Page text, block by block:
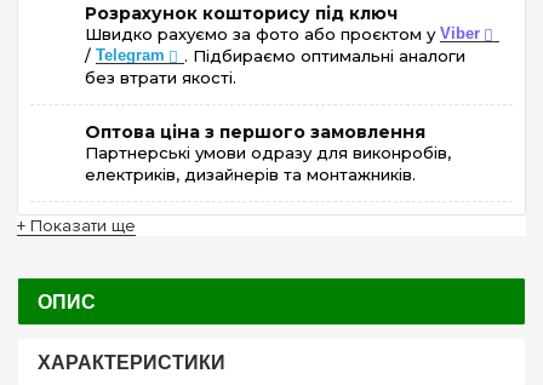
Розрахунок кошторису під ключ
Швидко рахуємо за фото або проєктом у Viber
/ Telegram
. Підбираємо оптимальні аналоги
без втрати якості.
Оптова ціна з першого замовлення
Партнерські умови одразу для виконробів,
електриків, дизайнерів та монтажників.
+ Показати ще
ОПИС
ХАРАКТЕРИСТИКИ